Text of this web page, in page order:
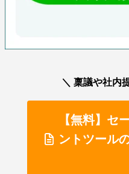
＼ 稟議や社内
【無料】セ
ントツール